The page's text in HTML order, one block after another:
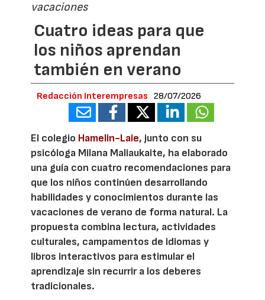
vacaciones
Cuatro ideas para que
los niños aprendan
también en verano
Redacción Interempresas 28/07/2026
El colegio Hamelin-Laie, junto con su
psicóloga Milana Maliaukaite, ha elaborado
una guía con cuatro recomendaciones para
que los niños continúen desarrollando
habilidades y conocimientos durante las
vacaciones de verano de forma natural. La
propuesta combina lectura, actividades
culturales, campamentos de idiomas y
libros interactivos para estimular el
aprendizaje sin recurrir a los deberes
tradicionales.